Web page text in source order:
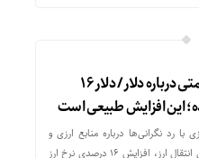
اظهارات همتی درباره دلار/ دلار ۱۶
این افزایش طبیعی است
رد نگرانی‌ها درباره منابع ارزی و
بسته‌شدن مسیرهای انتقال ارز، افزایش ۱۶ درصدی نرخ ارز